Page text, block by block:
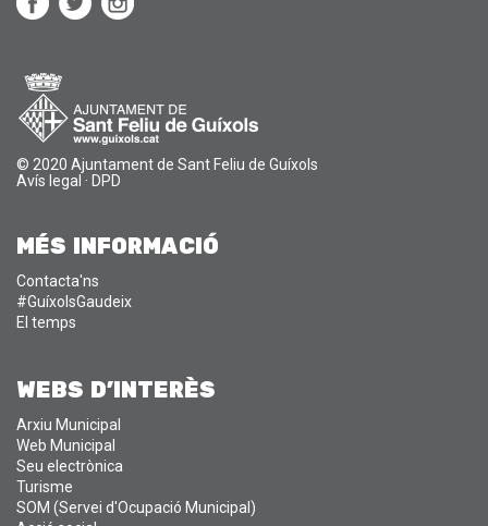
© 2020 Ajuntament de Sant Feliu de Guíxols
Avís legal · DPD
MÉS INFORMACIÓ
Contacta'ns
#GuíxolsGaudeix
El temps
WEBS D'INTERÈS
Arxiu Municipal
Web Municipal
Seu electrònica
Turisme
SOM (Servei d'Ocupació Municipal)